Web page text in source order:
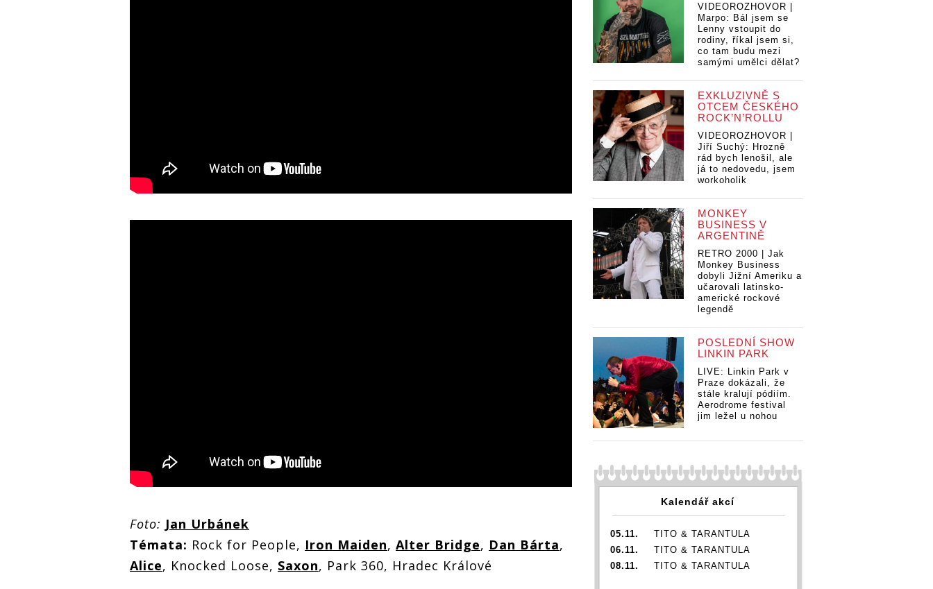
Foto: Jan Urbánek
Témata: Rock for People, Iron Maiden, Alter Bridge, Dan Bárta,
Alice, Knocked Loose, Saxon, Park 360, Hradec Králové
VIDEOROZHOVOR |
Marpo: Bál jsem se
Lenny vstoupit do
rodiny, říkal jsem si,
co tam budu mezi
samými umělci dělat?
EXKLUZIVNĚ S
OTCEM ČESKÉHO
ROCK’N’ROLLU
VIDEOROZHOVOR |
Jiří Suchý: Hrozně
rád bych lenošil, ale
já to nedovedu, jsem
workoholik
MONKEY
BUSINESS V
ARGENTINĚ
RETRO 2000 | Jak
Monkey Business
dobyli Jižní Ameriku a
učarovali latinsko-
americké rockové
legendě
POSLEDNÍ SHOW
LINKIN PARK
LIVE: Linkin Park v
Praze dokázali, že
stále kralují pódiím.
Aerodrome festival
jim ležel u nohou
Kalendář akcí
05.11.
TITO & TARANTULA
06.11.
TITO & TARANTULA
08.11.
TITO & TARANTULA